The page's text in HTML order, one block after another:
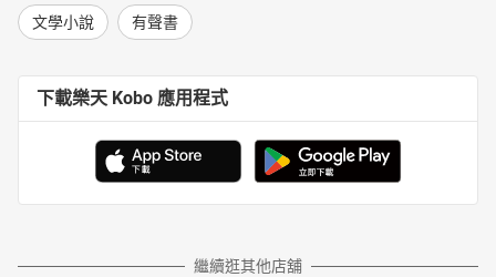
文學小說 有聲書
下載樂天 Kobo 應用程式
繼續逛其他店舖